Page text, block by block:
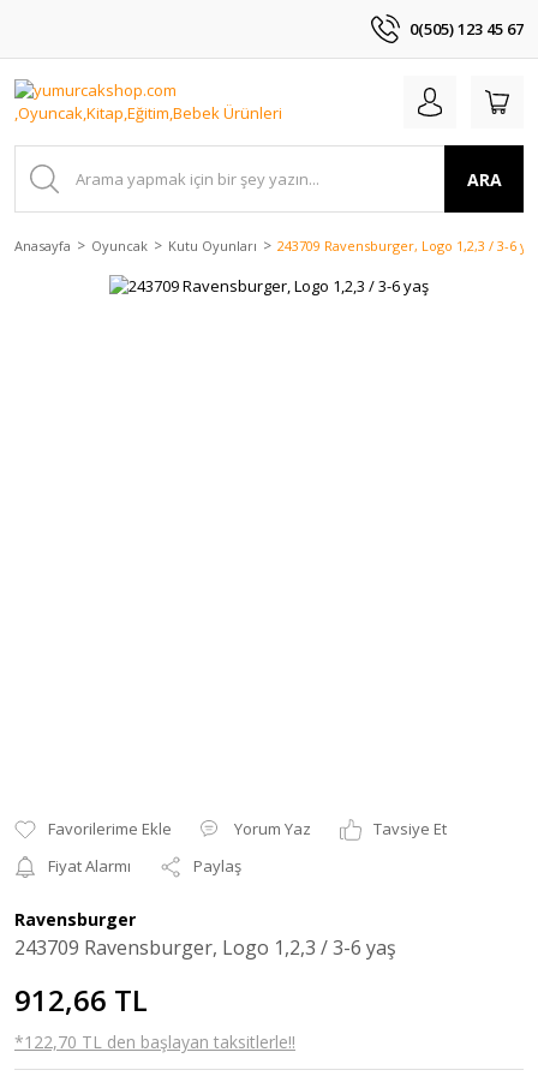
0(505) 123 45 67
ARA
Anasayfa Oyuncak Kutu Oyunları 243709 Ravensburger, Logo 1,2,3 / 3-6
Yorum Yaz
Tavsiye Et
Fiyat Alarmı
Paylaş
Ravensburger
243709 Ravensburger, Logo 1,2,3 / 3-6 yaş
912,66 TL
*122,70 TL den başlayan taksitlerle!!